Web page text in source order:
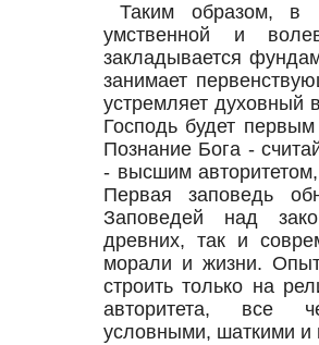
Таким образом, в
умственной и
закладывается
занимает
устремляет духовный
Господь будет
Познание Бога -
- высшим
Первая заповедь
Заповедей над
древних, так и
морали и жизни. Опыт
строить только на
авторитета, все
условными, шаткими и